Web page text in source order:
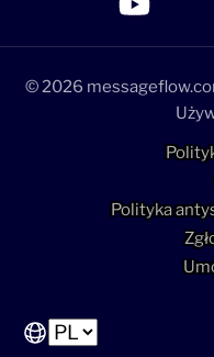
>Link do profilu
>Link do profilu
>Link do
>Link do
© 2026
Polityka